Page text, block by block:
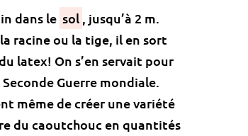
dans le sol , jusqu’à 2 m.
racine ou la tige, il en sort
latex! On s’en servait pour
Guerre mondiale.
même de créer une variété
du caoutchouc en quantités